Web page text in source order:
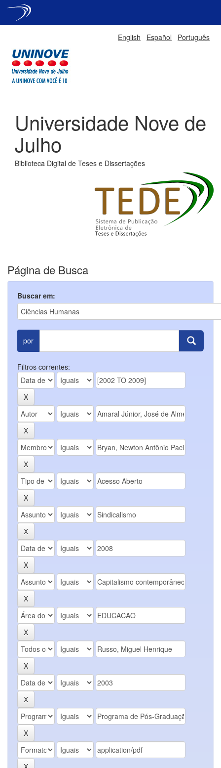
English Español Português
Universidade Nove de
Julho
Biblioteca Digital de Teses e Dissertações
Página de Busca
Buscar em:
por
Filtros correntes: